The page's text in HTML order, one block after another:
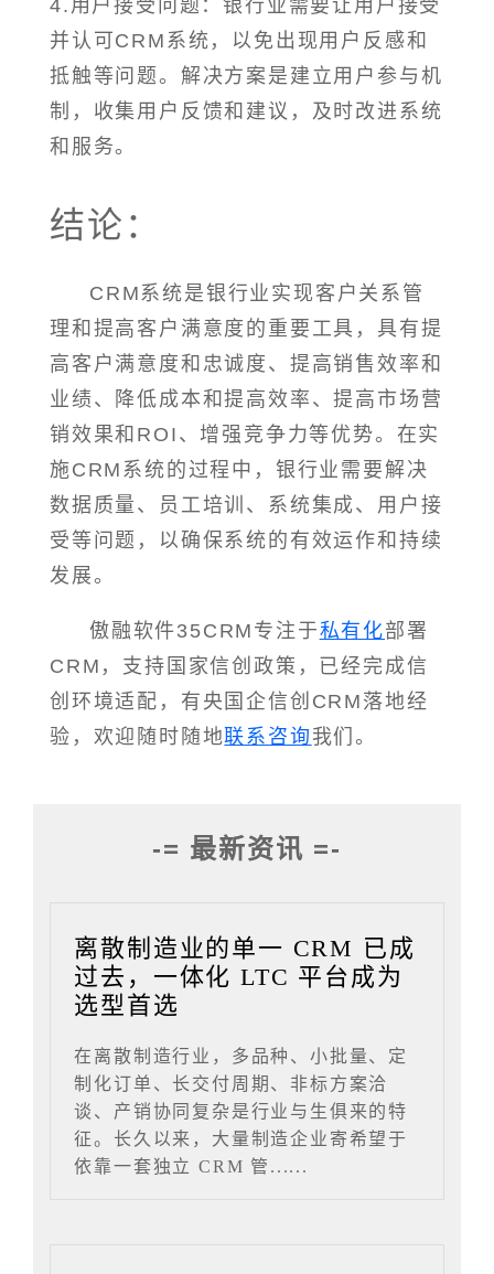
4.用户接受问题：银行业需要让用户接受
并认可CRM系统，以免出现用户反感和
抵触等问题。解决方案是建立用户参与机
制，收集用户反馈和建议，及时改进系统
和服务。
结论：
CRM系统是银行业实现客户关系管
理和提高客户满意度的重要工具，具有提
高客户满意度和忠诚度、提高销售效率和
业绩、降低成本和提高效率、提高市场营
销效果和ROI、增强竞争力等优势。在实
施CRM系统的过程中，银行业需要解决
数据质量、员工培训、系统集成、用户接
受等问题，以确保系统的有效运作和持续
发展。
傲融软件35CRM专注于私有化部署
CRM，支持国家信创政策，已经完成信
创环境适配，有央国企信创CRM落地经
验，欢迎随时随地联系咨询 我们。
-= 最新资讯 =-
离散制造业的单一 CRM 已成
过去，一体化 LTC 平台成为
选型首选
在离散制造行业，多品种、小批量、定
制化订单、长交付周期、非标方案洽
谈、产销协同复杂是行业与生俱来的特
征。长久以来，大量制造企业寄希望于
依靠一套独立 CRM 管......